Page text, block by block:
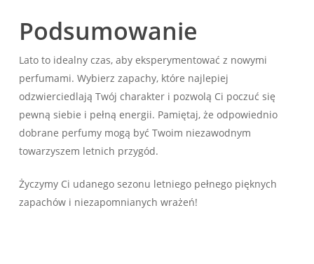
Podsumowanie
Lato to idealny czas, aby eksperymentować z nowymi
perfumami. Wybierz zapachy, które najlepiej
odzwierciedlają Twój charakter i pozwolą Ci poczuć się
pewną siebie i pełną energii. Pamiętaj, że odpowiednio
dobrane perfumy mogą być Twoim niezawodnym
towarzyszem letnich przygód.
Życzymy Ci udanego sezonu letniego pełnego pięknych
zapachów i niezapomnianych wrażeń!